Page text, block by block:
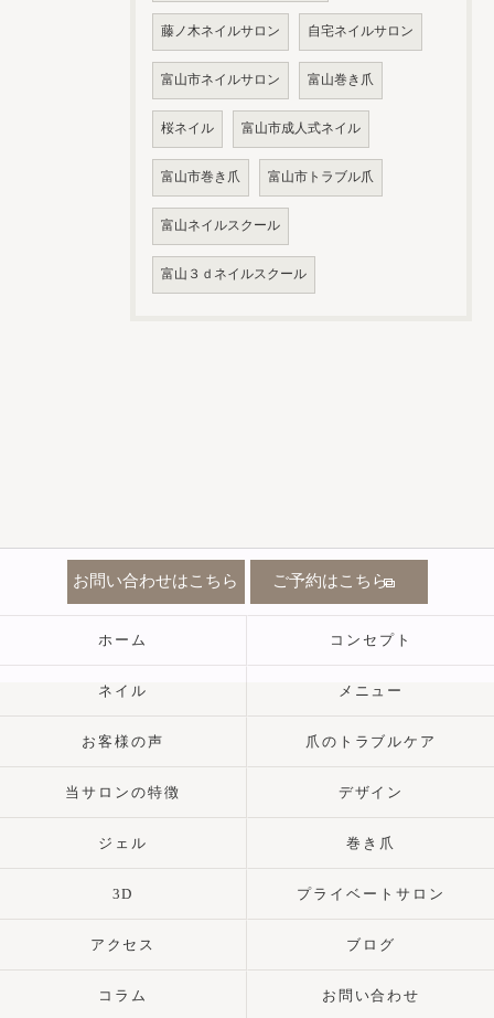
藤ノ木ネイルサロン 自宅ネイルサロン
富山市ネイルサロン 富山巻き爪
桜ネイル 富山市成人式ネイル
富山市巻き爪 富山市トラブル爪
富山ネイルスクール
富山３ｄネイルスクール
お問い合わせはこちら ご予約はこちら
ホーム コンセプト
ネイル メニュー
お客様の声 爪のトラブルケア
当サロンの特徴 デザイン
ジェル 巻き爪
3D プライベートサロン
アクセス ブログ
コラム お問い合わせ